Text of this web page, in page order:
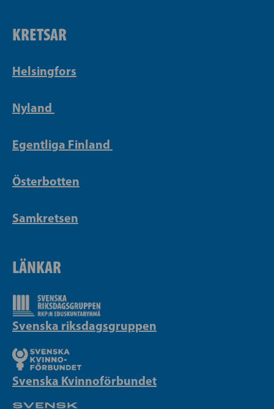
KRETSAR
Helsingfors
Nyland
Egentliga Finland
Österbotten
Samkretsen
LÄNKAR
Svenska riksdagsgruppen
Svenska Kvinnoförbundet